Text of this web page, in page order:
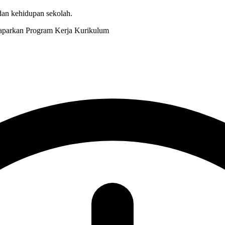
kehidupan sekolah.
Kurikulum